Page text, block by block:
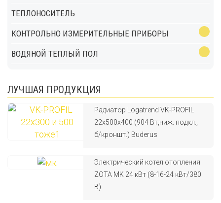
ТЕПЛОНОСИТЕЛЬ
КОНТРОЛЬНО ИЗМЕРИТЕЛЬНЫЕ ПРИБОРЫ
ВОДЯНОЙ ТЕПЛЫЙ ПОЛ
ЛУЧШАЯ ПРОДУКЦИЯ
Радиатор Logatrend VK-PROFIL
22x500x400 (904 Вт,ниж. подкл.,
б/кроншт.) Buderus
Электрический котел отопления
ZOTA MK 24 кВт (8-16-24 кВт/380
В)